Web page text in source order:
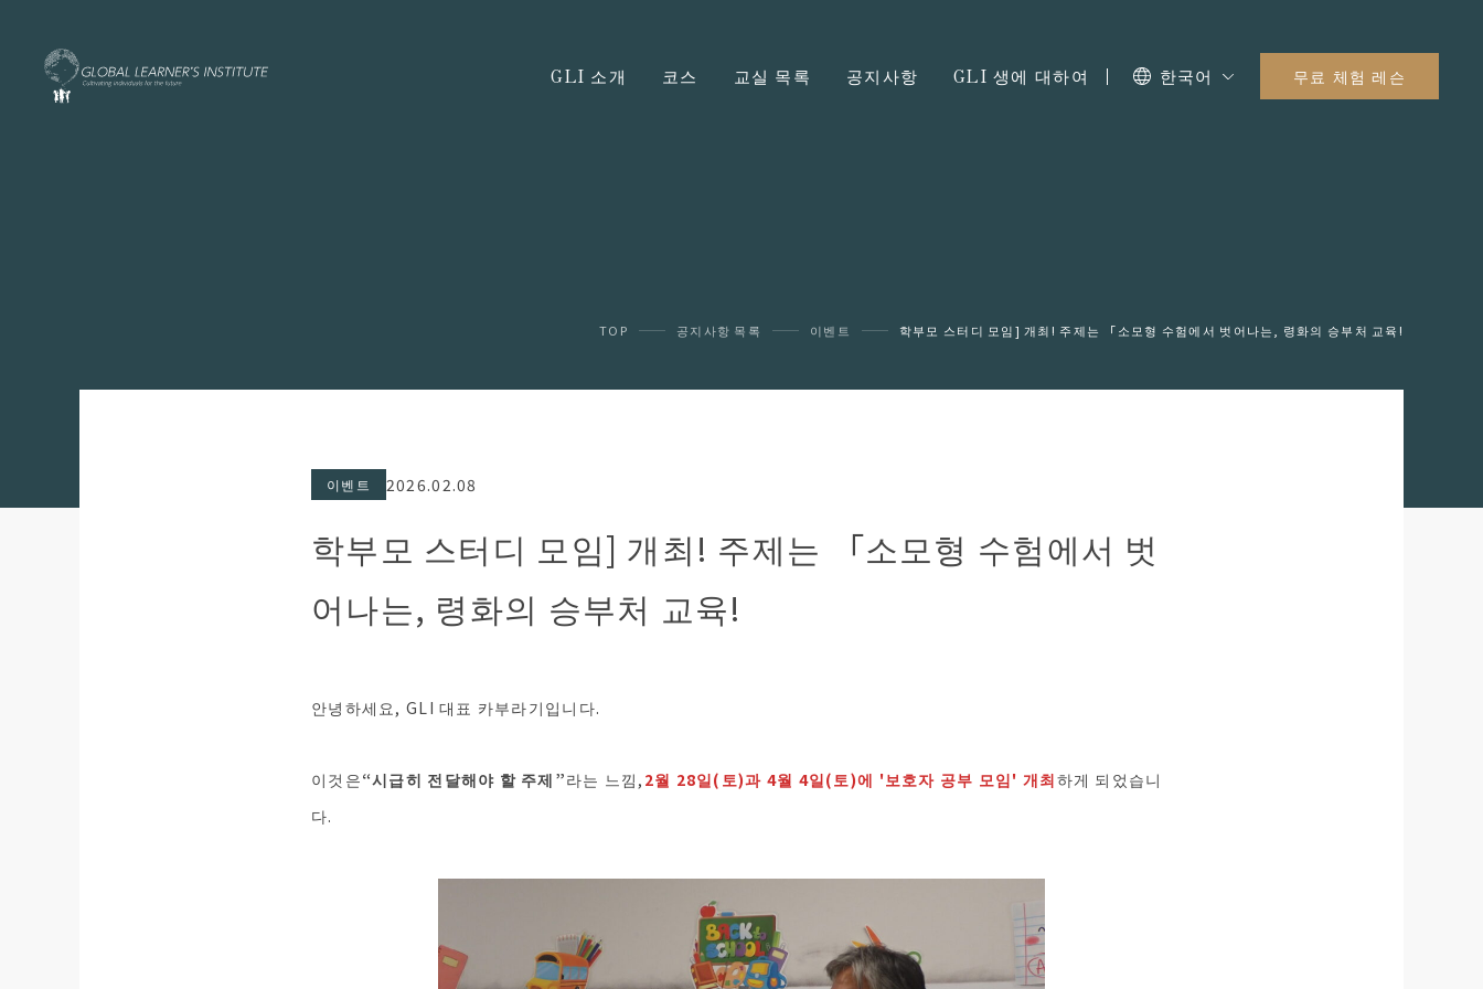
GLI 소개 코스 교실 목록 공지사항 GLI 생에 대하여 한국어 무료 체험 레슨
TOP 공지사항 목록 이벤트 학부모 스터디 모임] 개최! 주제는 「소모형 수험에서 벗어나는, 령화의 승부처 교육!
이벤트 2026.02.08
학부모 스터디 모임] 개최! 주제는 「소모형 수험에서 벗
어나는, 령화의 승부처 교육!
안녕하세요, GLI 대표 카부라기입니다.
이것은“시급히 전달해야 할 주제”라는 느낌, 2월 28일(토)과 4월 4일(토)에 '보호자 공부 모임' 개최하게 되었습니
다.